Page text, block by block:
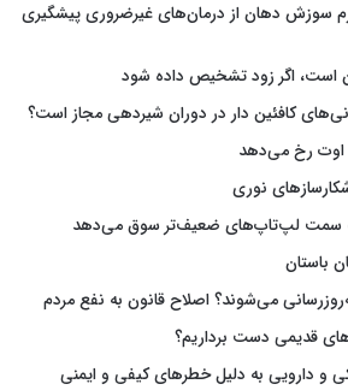
سوزش دهان از درمان‌های غیرضروری پیشگیری
است، اگر زود تشخیص داده شود
کافئین دار در دوران شیردهی مجاز است؟
نوری
به سمت لپ‌تاپ‌های ضعیف‌تر سوق می‌دهد
باستان
می‌شوند؟ اصلاح قانون به نفع مردم
قدیمی دست برداریم؟